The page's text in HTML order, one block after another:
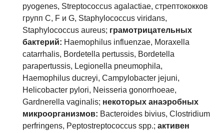
L98.9Поражение кожи и подкожной клетчатки
неуточненное
N34Уретрит и уретральный синдром
N72Воспалительные болезни шейки матки
pyogenes, Streptococcus agalactiae, стрептококков
групп C, F и G, Staphylococcus viridans,
Staphylococcus aureus; грамотрицательных
бактерий: Haemophilus influenzae, Moraxella
catarrhalis, Bordetella pertussis, Bordetella
parapertussis, Legionella pneumophila,
Haemophilus ducreyi, Campylobacter jejuni,
Helicobacter pylori, Neisseria gonorrhoeae,
Gardnerella vaginalis; некоторых анаэробных
микроорганизмов: Bacteroides bivius, Clostridium
perfringens, Peptostreptococcus spp.; активен